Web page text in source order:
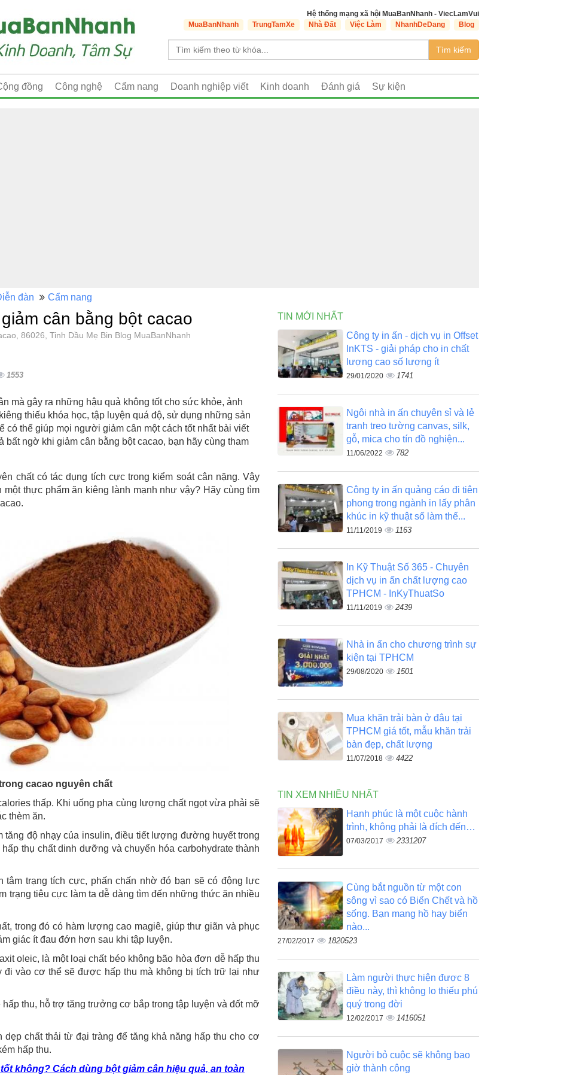
Hệ thống mạng xã hội MuaBanNhanh - ViecLamVui
MuaBanNhanh
TrungTamXe Nhà Đất Việc Làm NhanhDeDang Blog
Tìm kiếm
đồng Công nghệ Cẩm nang Doanh nghiệp viết Kinh doanh Đánh giá Sự kiện
đàn Cẩm nang
cân bằng bột cacao
86026, Tinh Dầu Mẹ Bin Blog MuaBanNhanh
1553
mà gây ra những hậu quả không tốt cho sức khỏe, ảnh
thiếu khóa học, tập luyện quá độ, sử dụng những sản
có thể giúp mọi người giảm cân một cách tốt nhất bài viết
bất ngờ khi giảm cân bằng bột cacao, bạn hãy cùng tham
chất có tác dụng tích cực trong kiểm soát cân nặng. Vậy
thực phẩm ăn kiêng lành mạnh như vậy? Hãy cùng tìm
cacao nguyên chất
thấp. Khi uống pha cùng lượng chất ngọt vừa phải sẽ
thèm ăn.
tăng độ nhạy của insulin, điều tiết lượng đường huyết trong
thụ chất dinh dưỡng và chuyển hóa carbohydrate thành
tâm trạng tích cực, phấn chấn nhờ đó bạn sẽ có động lực
trạng tiêu cực làm ta dễ dàng tìm đến những thức ăn nhiều
trong đó có hàm lượng cao magiê, giúp thư giãn và phục
giác ít đau đớn hơn sau khi tập luyện.
oleic, là một loại chất béo không bão hòa đơn dễ hấp thu
đi vào cơ thể sẽ được hấp thu mà không bị tích trữ lại như
thu, hỗ trợ tăng trưởng cơ bắp trong tập luyện và đốt mỡ
chất thải từ đại tràng để tăng khả năng hấp thu cho cơ
hấp thu.
không? Cách dùng bột giảm cân hiệu quả, an toàn
TIN MỚI NHẤT
Công ty in ấn - dịch vụ in Offset
InKTS - giải pháp cho in chất
lượng cao số lượng ít
29/01/2020 1741
Ngôi nhà in ấn chuyên sỉ và lẻ
tranh treo tường canvas, silk,
gỗ, mica cho tín đồ nghiện...
11/06/2022 782
Công ty in ấn quảng cáo đi tiên
phong trong ngành in lấy phân
khúc in kỹ thuật số làm thế...
11/11/2019 1163
In Kỹ Thuật Số 365 - Chuyên
dịch vụ in ấn chất lượng cao
TPHCM - InKyThuatSo
11/11/2019 2439
Nhà in ấn cho chương trình sự
kiện tại TPHCM
29/08/2020 1501
Mua khăn trải bàn ở đâu tại
TPHCM giá tốt, mẫu khăn trải
bàn đẹp, chất lượng
11/07/2018 4422
TIN XEM NHIỀU NHẤT
Hạnh phúc là một cuộc hành
trình, không phải là đích đến…
07/03/2017 2331207
Cùng bắt nguồn từ một con
sông vì sao có Biển Chết và hồ
sống. Bạn mang hồ hay biển
nào...
27/02/2017 1820523
Làm người thực hiện được 8
điều này, thì không lo thiếu phú
quý trong đời
12/02/2017 1416051
Người bỏ cuộc sẽ không bao
giờ thành công